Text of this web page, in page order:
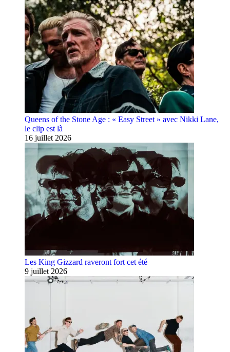
Queens of the Stone Age : « Easy Street » avec Nikki Lane,
le clip est là
16 juillet 2026
Les King Gizzard raveront fort cet été
9 juillet 2026